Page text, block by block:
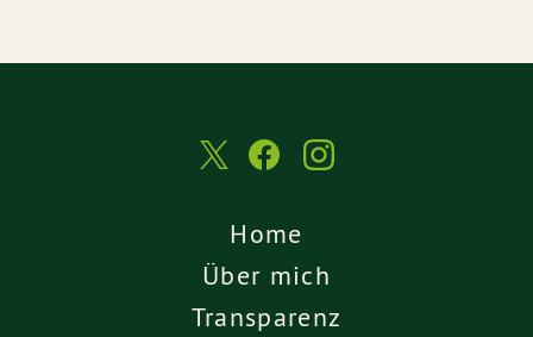
Home
Über mich
Transparenz